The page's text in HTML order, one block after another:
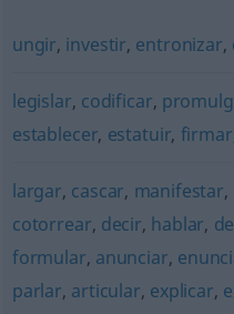
ungir, investir, entronizar,
legislar, codificar,
establecer, estatuir, firmar
largar, cascar, manifestar,
cotorrear, decir, hablar,
formular, anunciar,
parlar, articular, explicar,